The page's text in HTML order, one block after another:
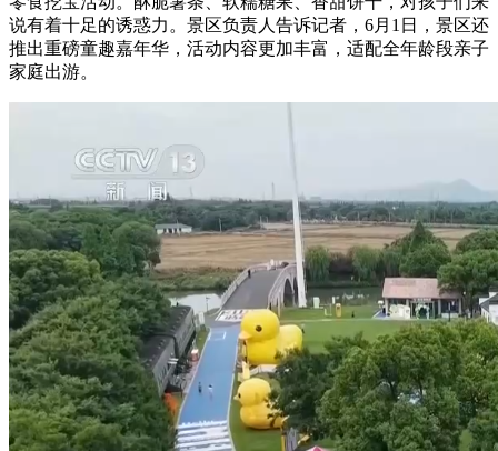
说有着十足的诱惑力。景区负责人告诉记者，6月1日，景区还
推出重磅童趣嘉年华，活动内容更加丰富，适配全年龄段亲子
家庭出游。